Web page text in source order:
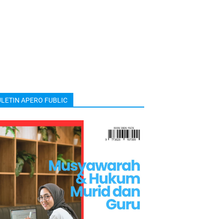
APERO FUBLIC